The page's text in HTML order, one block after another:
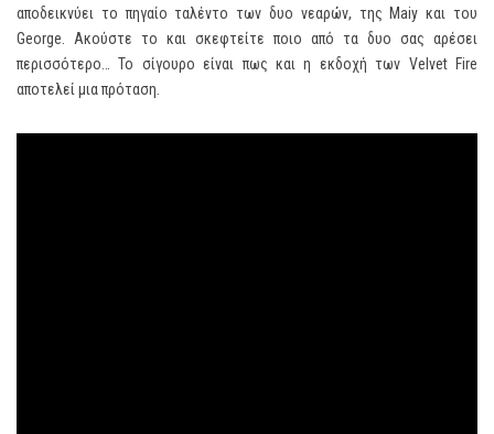
αποδεικνύει το πηγαίο ταλέντο των δυο νεαρών, της Maiy και του
George. Ακούστε το και σκεφτείτε ποιο από τα δυο σας αρέσει
περισσότερο… Το σίγουρο είναι πως και η εκδοχή των Velvet Fire
αποτελεί μια πρόταση.